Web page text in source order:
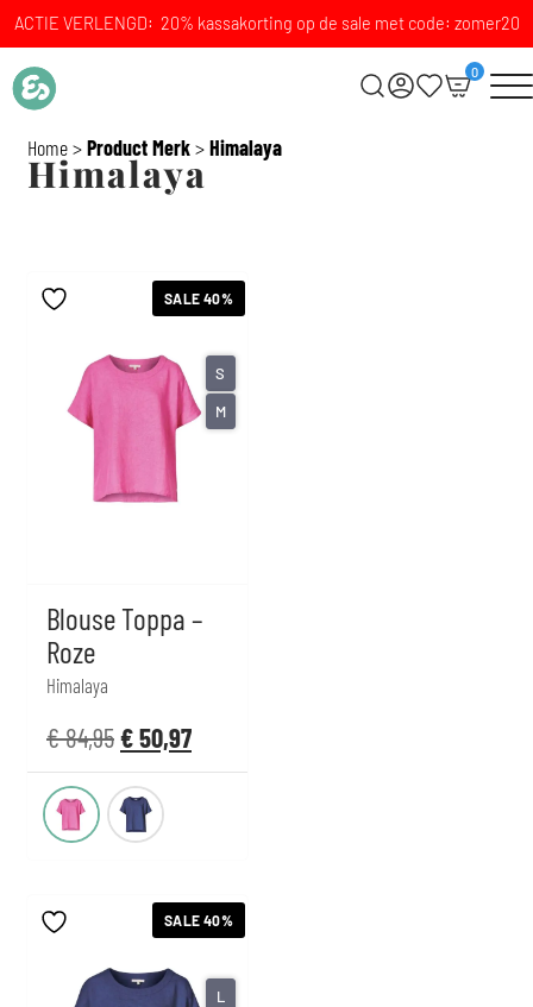
ACTIE VERLENGD: 20% kassakorting op de sale met code: zomer20
0
Home>Product Merk>Himalaya
Himalaya
SALE 40%
Blouse Toppa –
Roze
Himalaya
€84,95€50,97
S
M
SALE 40%
L